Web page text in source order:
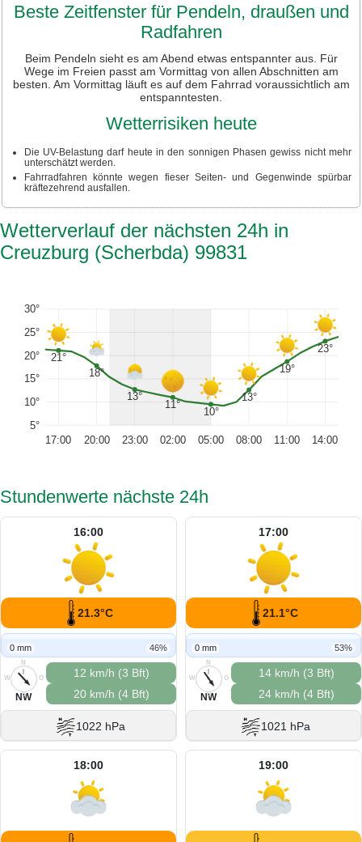
Beste Zeitfenster für Pendeln, draußen und
Radfahren
Beim Pendeln sieht es am Abend etwas entspannter aus. Für
Wege im Freien passt am Vormittag von allen Abschnitten am
besten. Am Vormittag läuft es auf dem Fahrrad voraussichtlich am
entspanntesten.
Wetterrisiken heute
Die UV-Belastung darf heute in den sonnigen Phasen gewiss nicht mehr
unterschätzt werden.
Fahrradfahren könnte wegen fieser Seiten- und Gegenwinde spürbar
kräftezehrend ausfallen.
Wetterverlauf der nächsten 24h in
Creuzburg (Scherbda) 99831
5°
10°
15°
20°
25°
30°
21°
18°
13°
11°
10°
13°
19°
23°
17:00 20:00 23:00 02:00 05:00 08:00 11:00 14:00
Stundenwerte nächste 24h
16:00
21.3°C
0 mm 46%
N
O
S
W
NW
12 km/h (3 Bft)
20 km/h (4 Bft)
1022 hPa
17:00
21.1°C
0 mm 53%
N
O
S
W
NW
14 km/h (3 Bft)
24 km/h (4 Bft)
1021 hPa
18:00 19:00